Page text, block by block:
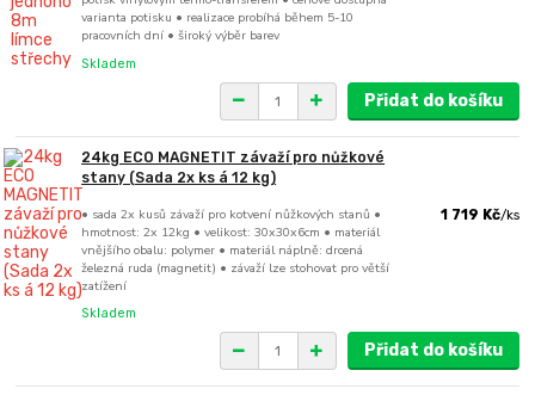
varianta potisku • realizace probíhá během 5-10
pracovních dní • široký výběr barev
Skladem
Přidat do košíku
24kg ECO MAGNETIT závaží pro nůžkové
stany (Sada 2x ks á 12 kg)
• sada 2x kusů závaží pro kotvení nůžkových stanů •
hmotnost: 2x 12kg • velikost: 30x30x6cm • materiál
vnějšího obalu: polymer • materiál náplně: drcená
železná ruda (magnetit) • závaží lze stohovat pro větší
zatížení
1 719 Kč/ks
Skladem
Přidat do košíku